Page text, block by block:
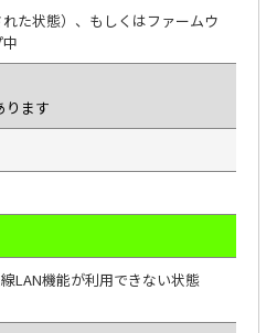
た状態）、もしくはファームウ
ります
LAN機能が利用できない状態